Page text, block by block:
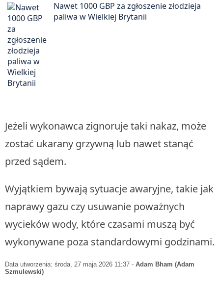
Nawet 1000 GBP za zgłoszenie złodzieja
paliwa w Wielkiej Brytanii
Jeżeli wykonawca zignoruje taki nakaz, może
zostać ukarany grzywną lub nawet stanąć
przed sądem.
Wyjątkiem bywają sytuacje awaryjne, takie jak
naprawy gazu czy usuwanie poważnych
wycieków wody, które czasami muszą być
wykonywane poza standardowymi godzinami.
Data utworzenia: środa, 27 maja 2026 11:37 - Adam Bham (Adam
Szmulewski)